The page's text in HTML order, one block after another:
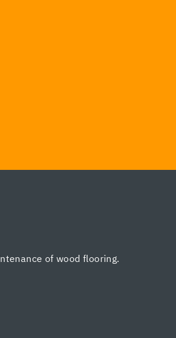
of wood flooring.